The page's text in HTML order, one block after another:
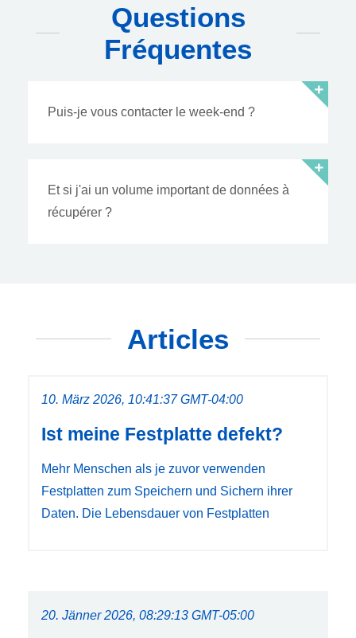
Questions
Fréquentes
Puis-je vous contacter le week-end ?
Et si j'ai un volume important de données à
récupérer ?
Articles
10. März 2026, 10:41:37 GMT-04:00
Ist meine Festplatte defekt?
Mehr Menschen als je zuvor verwenden
Festplatten zum Speichern und Sichern ihrer
Daten. Die Lebensdauer von Festplatten
20. Jänner 2026, 08:29:13 GMT-05:00